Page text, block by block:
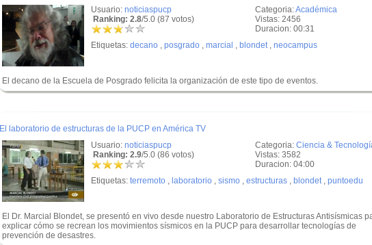
Categoria:Académica
Vistas: 2456
Duracion: 00:31
Usuario: noticiaspucp
Ranking: 2.8/5.0 (87 votos)
Etiquetas: decano , posgrado , marcial , blondet, neocampus
El decano de la Escuela de Posgrado felicita la organización de este tipo de eventos.
El laboratorio de estructuras de la PUCP en América TV
Categoria: Ciencia &
Vistas: 3582
Duracion: 04:00
Usuario: noticiaspucp
Ranking: 2.9/5.0 (86 votos)
Etiquetas: terremoto , laboratorio , sismo , estructuras , blondet, puntoedu
El Dr. Marcial Blondet, se presentó en vivo desde nuestro Laboratorio de Estructuras Antisísmicas
explicar cómo se recrean los movimientos sísmicos en la PUCP para desarrollar tecnologías de
prevención de desastres.